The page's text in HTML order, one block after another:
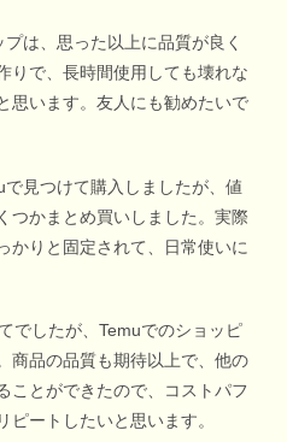
は、思った以上に品質が良く
りで、長時間使用しても壊れな
思います。友人にも勧めたいで
見つけて購入しましたが、値
つかまとめ買いしました。実際
かりと固定されて、日常使いに
でしたが、Temuでのショッピ
商品の品質も期待以上で、他の
ことができたので、コストパフ
ピートしたいと思います。